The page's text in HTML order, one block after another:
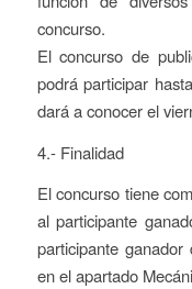
concurso.
El concurso de
podrá participar
dará a conocer el
4.- Finalidad
El concurso tiene
al participante
participante
en el apartado